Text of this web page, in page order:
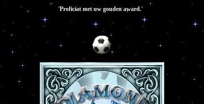
'Proficiat met uw gouden award.'